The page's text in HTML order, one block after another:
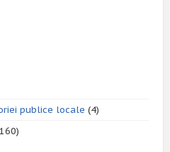
publice locale (4)